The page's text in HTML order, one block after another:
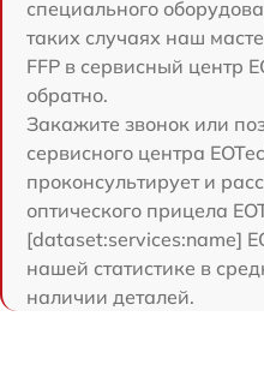
специального
таких случаях наш
FFP в сервисный центр
обратно.
Закажите звонок или
сервисного центра
проконсультирует и
оптического прицела
[dataset:services:name]
нашей статистике в
наличии деталей.